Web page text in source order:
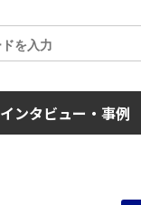
インタビュー・事例